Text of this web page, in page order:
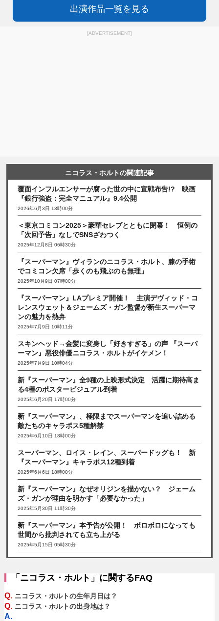
出演作品一覧を見る
[ADVERTISEMENT]
ニコラス・ホルトの関連記事
覆面インフルエンサーが腐った世の中に宣戦布告!? 映画
『銀行強盗：完全マニュアル』9.4公開
2026年6月3日 13時00分
＜東京コミコン2025＞豪華セレブとともに閉幕！ 恒例の
「次回予告」なしでSNSざわつく
2025年12月8日 06時30分
『スーパーマン』ヴィランのニコラス・ホルト、膝の手術
でコミコン欠席「歩くのも飛ぶのも無理」
2025年10月9日 07時00分
『スーパーマン』LAプレミア開催！ 主演デヴィッド・コ
レンスウェット＆ジェームズ・ガン監督が新生スーパーマ
ンの魅力を熱弁
2025年7月9日 10時11分
スキンヘッド→金髪に変身し「好きすぎる」の声 『スーパ
ーマン』悪役俳優ニコラス・ホルトがイケメン！
2025年7月9日 10時04分
新『スーパーマン』全9種の上映形式決定 活躍に期待高ま
る4種のポスタービジュアル到着
2025年6月20日 17時00分
新『スーパーマン』、極限までスーパーマンを追い詰める
敵たちのキャラポス5種解禁
2025年6月10日 18時00分
スーパーマン、ロイス・レイン、スーパードッグも！ 新
『スーパーマン』キャラポス12種到着
2025年6月6日 18時00分
新『スーパーマン』なぜオリジンを描かない？ ジェーム
ズ・ガンが理由を明かす「必要なかった」
2025年5月30日 11時30分
新『スーパーマン』本予告が公開！ ボロボロになっても
世間から批判されても立ち上がる
2025年5月15日 05時30分
「ニコラス・ホルト」に関するFAQ
Q. ニコラス・ホルトの生年月日は？
Q. ニコラス・ホルトの出身地は？
A.